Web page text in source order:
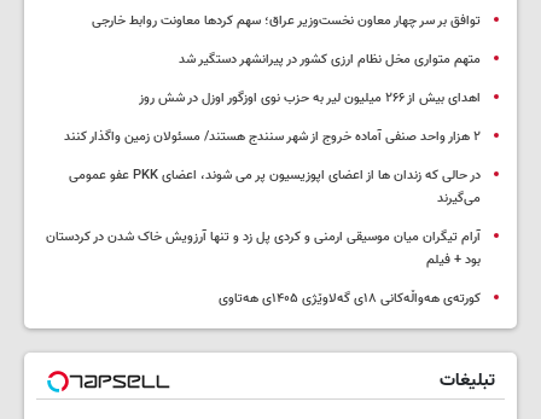
توافق بر سر چهار معاون نخست‌وزیر عراق؛ سهم کردها معاونت روابط خارجی
متهم متواری مخل نظام ارزی کشور در پیرانشهر دستگیر شد
اهدای بیش از ۲۶۶ میلیون لیر به حزب نوی اوزگور اوزل در شش روز
۲ هزار واحد صنفی آماده خروج از شهر سنندج هستند/ مسئولان زمین واگذار کنند
در حالی که زندان ها از اعضای اپوزیسیون پر می شوند، اعضای PKK عفو عمومی
می‌گیرند
آرام تیگران میان موسیقی ارمنی و کردی پل زد و تنها آرزویش خاک شدن در کردستان
بود + فیلم
کورتەی هەواڵەکانی ۱۸ی گەلاوێژی ۱۴۰۵ی هەتاوی
تبلیغات